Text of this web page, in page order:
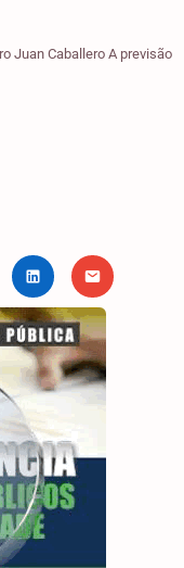
Juan Caballero A previsão